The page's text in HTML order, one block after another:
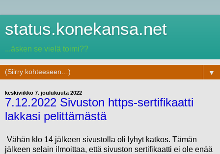
status.konekansa.net
...äsken se vielä toimi??
▼
keskiviikko 7. joulukuuta 2022
7.12.2022 Sivuston https-sertifikaatti
lakkasi pelittämästä
Vähän klo 14 jälkeen sivustolla oli lyhyt katkos. Tämän
jälkeen selain ilmoittaa, että sivuston sertifikaatti ei ole enää